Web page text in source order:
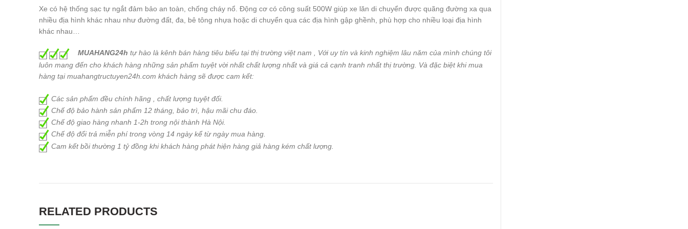
Xe có hệ thống sạc tự ngắt đảm bảo an toàn, chống cháy nổ. Động cơ có công suất 500W giúp xe lăn di chuyển được quãng đường xa qua
nhiều địa hình khác nhau như đường đất, đa, bê tông nhựa hoặc di chuyển qua các địa hình gập ghềnh, phù hợp cho nhiều loại địa hình
khác nhau…
MUAHANG24h tự hào là kênh bán hàng tiêu biểu tại thị trường việt nam , Với uy tín và kinh nghiệm lâu năm của mình chúng tôi
luôn mang đến cho khách hàng những sản phẩm tuyệt vời nhất chất lượng nhất và giá cả cạnh tranh nhất thị trường. Và đặc biệt khi mua
hàng tại muahangtructuyen24h.com khách hàng sẽ được cam kết:
Các sản phẩm đều chính hãng , chất lượng tuyệt đối.
Chế độ bảo hành sản phẩm 12 tháng, bảo trì, hậu mãi chu đáo.
Chế độ giao hàng nhanh 1-2h trong nội thành Hà Nội.
Chế độ đổi trả miễn phí trong vòng 14 ngày kể từ ngày mua hàng.
Cam kết bồi thường 1 tỷ đồng khi khách hàng phát hiện hàng giả hàng kém chất lượng.
RELATED PRODUCTS